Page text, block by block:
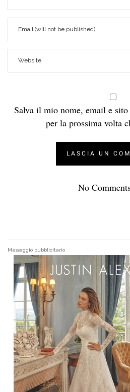
Salva il mio nome, email e
per la prossima volta
No
Messaggio pubblicitario